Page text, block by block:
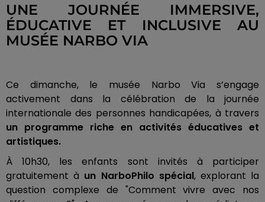
UNE JOURNÉE IMMERSIVE,
ÉDUCATIVE ET INCLUSIVE AU
MUSÉE NARBO VIA
Ce dimanche, le musée Narbo Via s’engage
activement dans la célébration de la journée
internationale des personnes handicapées, à travers
un programme riche en activités éducatives et
artistiques.
À 10h30, les enfants sont invités à participer
gratuitement à un NarboPhilo spécial, explorant la
question complexe de "Comment vivre avec nos